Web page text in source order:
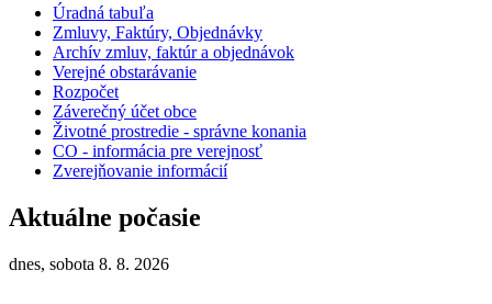
Úradná tabuľa
Zmluvy, Faktúry, Objednávky
Archív zmluv, faktúr a objednávok
Verejné obstarávanie
Rozpočet
Záverečný účet obce
Životné prostredie - správne konania
CO - informácia pre verejnosť
Zverejňovanie informácií
Aktuálne počasie
dnes, sobota 8. 8. 2026